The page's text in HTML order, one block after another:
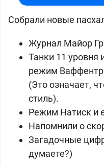
Собрали новые
Журнал Майор
Танки 11 уровня
режим
(Это означает,
стиль).
Режим Натиск и
Напомнили о
Загадочные
думаете?)